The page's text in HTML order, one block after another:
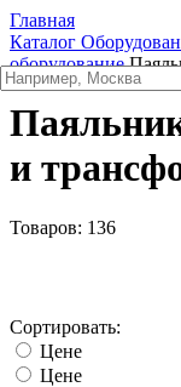
Главная
Каталог
оборудование
и
Товаров: 136
Сортировать:
Цене
Цене